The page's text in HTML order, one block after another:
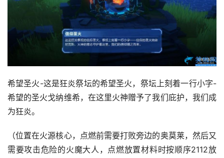
希望圣火-这是狂炎祭坛的希望圣火，祭坛上刻着一行小字-
希望的圣火戈纳维希，在这里火神赠予了我们庇护，我们成
为狂炎。
（位置在火源核心，点燃前需要打败旁边的奥莫莱，然后又
需要攻击危险的火魔大人，点燃放置材料时按顺序2112放